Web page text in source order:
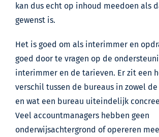
kan dus echt op inhoud meedoen als
gewenst is.
Het is goed om als interimmer en
goed door te vragen op de
interimmer en de tarieven. Er zit een
verschil tussen de bureaus in zowel
en wat een bureau uiteindelijk
Veel accountmanagers hebben geen
onderwijsachtergrond of opereren